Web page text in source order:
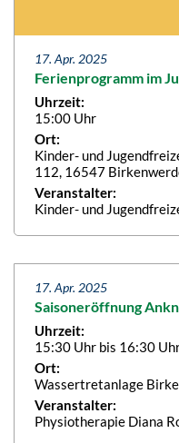
17. Apr. 2025
Ferienprogramm im
Uhrzeit:
15:00 Uhr
Ort:
Kinder- und
112, 16547
Veranstalter:
Kinder- und
17. Apr. 2025
Saisoneröffnung
Uhrzeit:
15:30 Uhr bis 16:30
Ort:
Wassertretanlage
Veranstalter:
Physiotherapie Diana